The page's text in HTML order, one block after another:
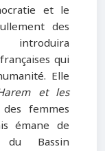
et le
des
qui
Elle
et les
femmes
émane de
du Bassin